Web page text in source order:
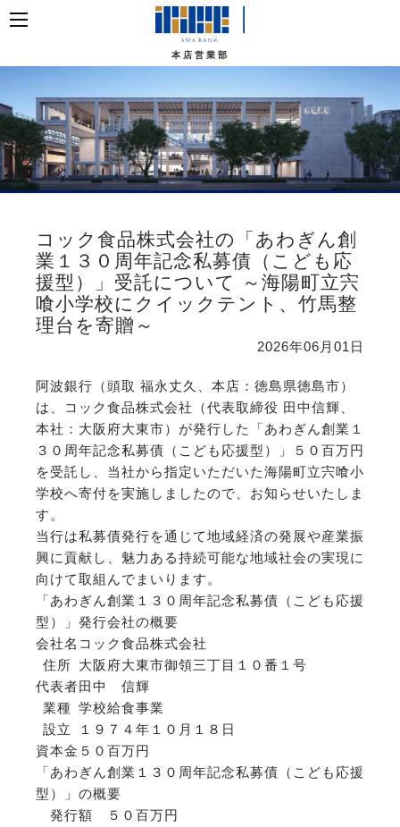
本店営業部
コック食品株式会社の「あわぎん創
業１３０周年記念私募債（こども応
援型）」受託について ～海陽町立宍
喰小学校にクイックテント、竹馬整
理台を寄贈～
2026年06月01日
阿波銀行（頭取 福永丈久、本店：徳島県徳島市）
は、コック食品株式会社（代表取締役 田中信輝、
本社：大阪府大東市）が発行した「あわぎん創業１
３０周年記念私募債（こども応援型）」５０百万円
を受託し、当社から指定いただいた海陽町立宍喰小
学校へ寄付を実施しましたので、お知らせいたしま
す。
当行は私募債発行を通じて地域経済の発展や産業振
興に貢献し、魅力ある持続可能な地域社会の実現に
向けて取組んでまいります。
「あわぎん創業１３０周年記念私募債（こども応援
型）」発行会社の概要
会社名 コック食品株式会社
住所
大阪府大東市御領三丁目１０番１号
代表者田中 信輝
業種 学校給食事業
設立
１９７４年１０月１８日
資本金 ５０百万円
「あわぎん創業１３０周年記念私募債（こども応援
型）」の概要
発行額
５０百万円